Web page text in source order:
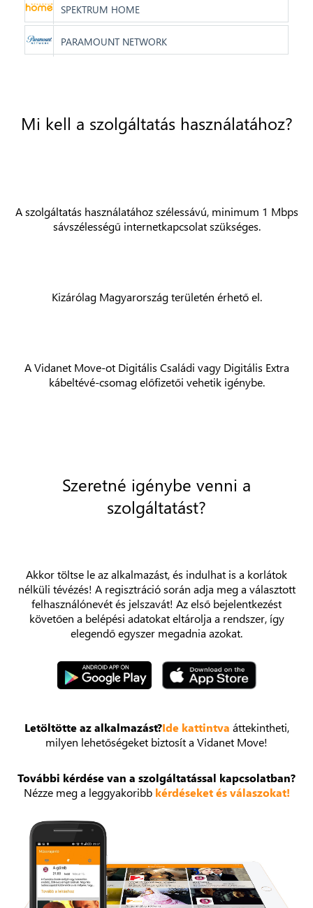
SPEKTRUM HOME
PARAMOUNT NETWORK
Mi kell a szolgáltatás használatához?
A szolgáltatás használatához szélessávú, minimum 1 Mbps
sávszélességű internetkapcsolat szükséges.
Kizárólag Magyarország területén érhető el.
A Vidanet Move-ot Digitális Családi vagy Digitális Extra
kábeltévé-csomag előfizetői vehetik igénybe.
Szeretné igénybe venni a
szolgáltatást?
Akkor töltse le az alkalmazást, és indulhat is a korlátok
nélküli tévézés! A regisztráció során adja meg a választott
felhasználónevét és jelszavát! Az első bejelentkezést
követően a belépési adatokat eltárolja a rendszer, így
elegendő egyszer megadnia azokat.
Letöltötte az alkalmazást?Ide kattintva áttekintheti,
milyen lehetőségeket biztosít a Vidanet Move!
További kérdése van a szolgáltatással kapcsolatban?
Nézze meg a leggyakoribb kérdéseket és válaszokat!